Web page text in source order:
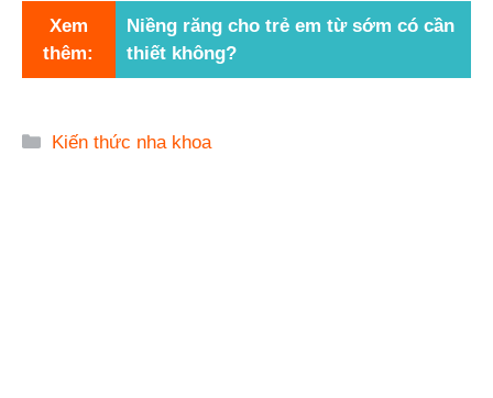
Xem
thêm:
Niềng răng cho trẻ em từ sớm có cần
thiết không?
Danh
Kiến thức nha khoa